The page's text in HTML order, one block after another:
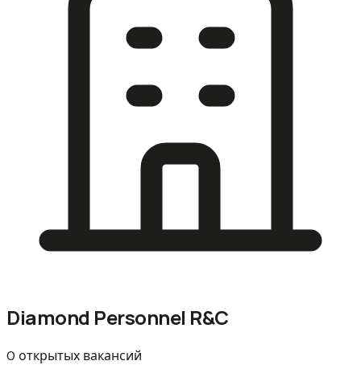
Diamond Personnel R&C
0 открытых вакансий